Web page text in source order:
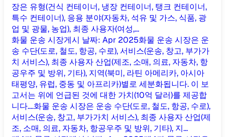
장은 유형(건식 컨테이너, 냉장 컨테이너, 탱크 컨테이너,
특수 컨테이너), 응용 분야(자동차, 석유 및 가스, 식품, 광
업 및 광물, 농업), 최종 사용자(여성,...
화물 운송 시장게시 날짜: Apr 2025화물 운송 시장은 운
송 수단(도로, 철도, 항공, 수로), 서비스(운송, 창고, 부가가
치 서비스), 최종 사용자 산업(제조, 소매, 의료, 자동차, 항
공우주 및 방위, 기타), 지역(북미, 라틴 아메리카, 아시아
태평양, 유럽, 중동 및 아프리카)별로 세분화됩니다. 이 보
고서는 위에 언급된 것에 대한 가치(10억 달러)를 제공합
니다....화물 운송 시장은 운송 수단(도로, 철도, 항공, 수로),
서비스(운송, 창고, 부가가치 서비스), 최종 사용자 산업(제
조, 소매, 의료, 자동차, 항공우주 및 방위, 기타), 지...